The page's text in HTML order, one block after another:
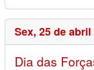
Sex, 25 de abril
Dia das